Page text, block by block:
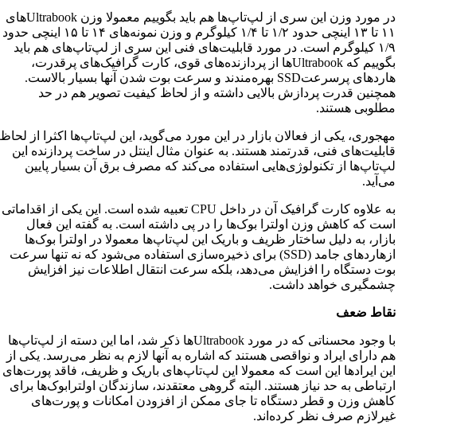
در مورد وزن این سری از لپ‌تاپ‌ها هم باید بگوییم معمولا وزن Ultrabookهای
۱۱ تا ۱۳ اینچی حدود ۱/۲ تا ۱/۴ کیلوگرم و وزن نمونه‌های ۱۴ تا ۱۵ اینچی حدود
۱/۹ کیلوگرم است. در مورد قابلیت‌های فنی این سری از لپ‌تاپ‌های هم باید
بگوییم که Ultrabookها از پردازنده‌های قوی، کارت گرافیک‌های پرقدرت،
‌هاردهای پرسرعتSSD بهره‌مندند و سرعت بوت شدن آنها بسیار بالاست.
همچنین قدرت پردازش بالایی داشته و از لحاظ کیفیت تصویر هم در حد
مطلوبی هستند.
مهجوری، یکی از فعالان بازار در این مورد می‌گوید، این لپ‌تاپ‌ها اکثرا از لحاظ
قابلیت‌های فنی، قدرتمند هستند. به عنوان مثال اینتل در ساخت پردازنده این
لپ‌تاپ‌ها از تکنولوژی‌هایی استفاده می‌کند که مصرف برق آن بسیار پایین
می‌آید.
به علاوه کارت گرافیک آن در داخل CPU تعبیه شده است. این یکی از اقداماتی
است که کاهش وزن اولترا بوک‌ها را در پی داشته است. به گفته این فعال
بازار، به دلیل ساختار ظریف و باریک این لپ‌تاپ‌ها معمولا در اولترا بوک‌ها
از‌هاردهای جامد (SSD) برای ذخیره‌سازی استفاده می‌شود که نه ‌تنها سرعت
بوت دستگاه را افزایش می‌دهد، بلکه سرعت انتقال اطلاعات نیز افزایش
چشمگیری خواهد داشت.
نقاط ضعف
با وجود محسناتی که در مورد Ultrabookها ذکر شد، اما این دسته از لپ‌تاپ‌ها
هم دارای ایراد و نواقصی هستند که اشاره به آنها لازم به نظر می‌رسد. یکی از
این ایرادها این است که معمولا این لپ‌تاپ‌های باریک و ظریف، فاقد پورت‌های
ارتباطی به حد نیاز هستند. البته گروهی معتقدند، سازندگان اولترابوک‌ها برای
کاهش وزن و قطر دستگاه تا جای ممکن از افزودن امکانات و پورت‌های
غیرلازم صرف‌ نظر کرده‌اند.